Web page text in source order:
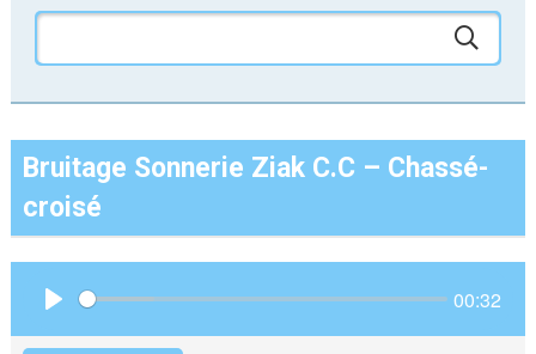
Bruitage Sonnerie Ziak C.C – Chassé-
croisé
00:32